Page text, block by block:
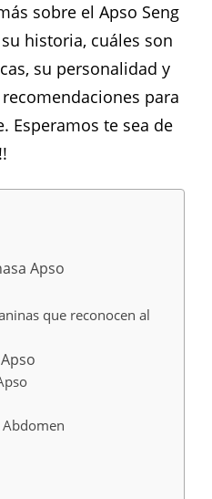
sobre el Apso Seng
historia, cuáles son
su personalidad y
para
Esperamos te sea de
Apso
que reconocen al